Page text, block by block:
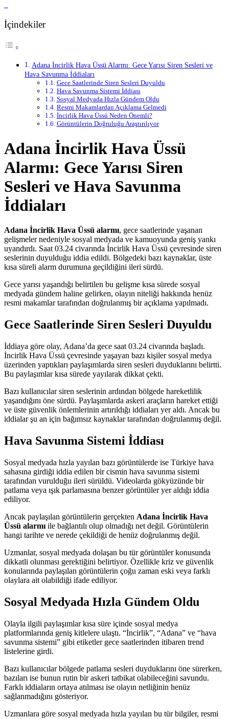
İçindekiler
Adana İncirlik Hava Üssü Alarmı: Gece Yarısı Siren Sesleri ve
Hava Savunma İddiaları
Gece Saatlerinde Siren Sesleri Duyuldu
Hava Savunma Sistemi İddiası
Sosyal Medyada Hızla Gündem Oldu
Resmi Makamlardan Açıklama Gelmedi
İncirlik Hava Üssü Neden Önemli?
Görüntülerin Doğruluğu Araştırılıyor
Adana İncirlik Hava Üssü
Alarmı: Gece Yarısı Siren
Sesleri ve Hava Savunma
İddiaları
Adana İncirlik Hava Üssü alarmı, gece saatlerinde yaşanan
gelişmeler nedeniyle sosyal medyada ve kamuoyunda geniş yankı
uyandırdı. Saat 03.24 civarında İncirlik Hava Üssü çevresinde siren
seslerinin duyulduğu iddia edildi. Bölgedeki bazı kaynaklar, üste
kısa süreli alarm durumuna geçildiğini ileri sürdü.
Gece yarısı yaşandığı belirtilen bu gelişme kısa sürede sosyal
medyada gündem haline gelirken, olayın niteliği hakkında henüz
resmi makamlar tarafından doğrulanmış bir açıklama yapılmadı.
Gece Saatlerinde Siren Sesleri Duyuldu
İddiaya göre olay, Adana’da gece saat 03.24 civarında başladı.
İncirlik Hava Üssü çevresinde yaşayan bazı kişiler sosyal medya
üzerinden yaptıkları paylaşımlarda siren sesleri duyduklarını belirtti.
Bu paylaşımlar kısa sürede yayılarak dikkat çekti.
Bazı kullanıcılar siren seslerinin ardından bölgede hareketlilik
yaşandığını öne sürdü. Paylaşımlarda askeri araçların hareket ettiği
ve üste güvenlik önlemlerinin artırıldığı iddiaları yer aldı. Ancak bu
iddialar şu an için bağımsız kaynaklar tarafından doğrulanmış değil.
Hava Savunma Sistemi İddiası
Sosyal medyada hızla yayılan bazı görüntülerde ise Türkiye hava
sahasına girdiği iddia edilen bir cismin hava savunma sistemi
tarafından vurulduğu ileri sürüldü. Videolarda gökyüzünde bir
patlama veya ışık parlamasına benzer görüntüler yer aldığı iddia
ediliyor.
Ancak paylaşılan görüntülerin gerçekten Adana İncirlik Hava
Üssü alarmı ile bağlantılı olup olmadığı net değil. Görüntülerin
hangi tarihte ve nerede çekildiği de henüz doğrulanmış değil.
Uzmanlar, sosyal medyada dolaşan bu tür görüntüler konusunda
dikkatli olunması gerektiğini belirtiyor. Özellikle kriz ve güvenlik
konularında paylaşılan görüntülerin çoğu zaman eski veya farklı
olaylara ait olabildiği ifade ediliyor.
Sosyal Medyada Hızla Gündem Oldu
Olayla ilgili paylaşımlar kısa süre içinde sosyal medya
platformlarında geniş kitlelere ulaştı. “İncirlik”, “Adana” ve “hava
savunma sistemi” gibi etiketler gece saatlerinden itibaren trend
listelerine girdi.
Bazı kullanıcılar bölgede patlama sesleri duyduklarını öne sürerken,
bazıları ise bunun rutin bir askeri tatbikat olabileceğini savundu.
Farklı iddiaların ortaya atılması ise olayın netliğinin henüz
sağlanmadığını gösteriyor.
Uzmanlara göre sosyal medyada hızla yayılan bu tür bilgiler, resmi